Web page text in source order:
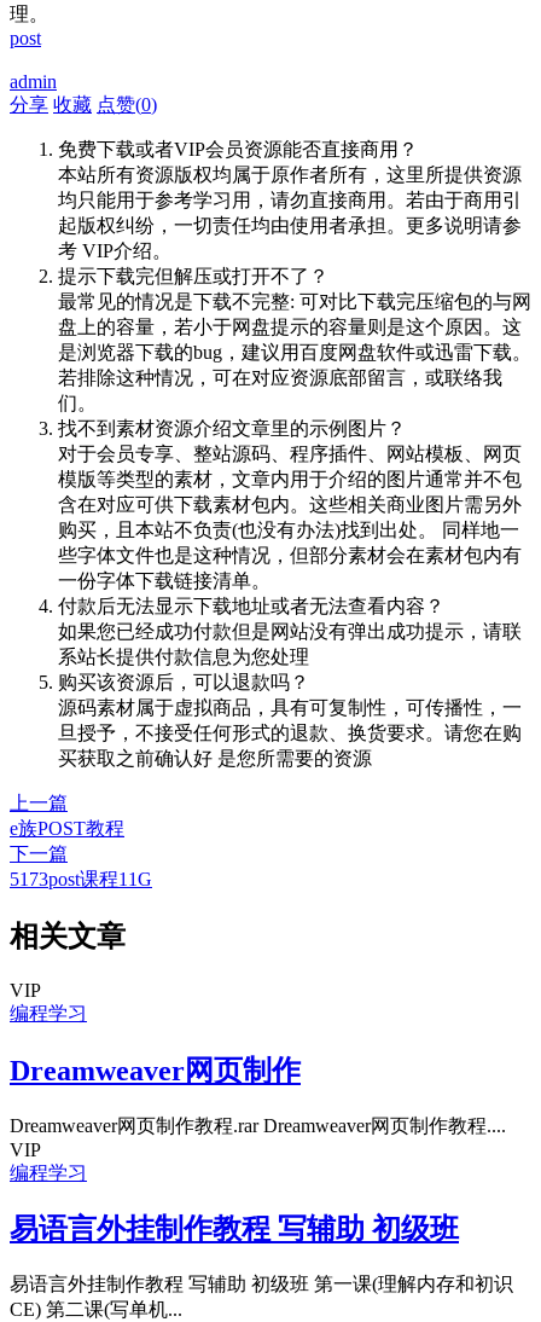
理。
post
admin
分享 收藏 点赞(0)
免费下载或者VIP会员资源能否直接商用？
本站所有资源版权均属于原作者所有，这里所提供资源
均只能用于参考学习用，请勿直接商用。若由于商用引
起版权纠纷，一切责任均由使用者承担。更多说明请参
考 VIP介绍。
提示下载完但解压或打开不了？
最常见的情况是下载不完整: 可对比下载完压缩包的与网
盘上的容量，若小于网盘提示的容量则是这个原因。这
是浏览器下载的bug，建议用百度网盘软件或迅雷下载。
若排除这种情况，可在对应资源底部留言，或联络我
们。
找不到素材资源介绍文章里的示例图片？
对于会员专享、整站源码、程序插件、网站模板、网页
模版等类型的素材，文章内用于介绍的图片通常并不包
含在对应可供下载素材包内。这些相关商业图片需另外
购买，且本站不负责(也没有办法)找到出处。 同样地一
些字体文件也是这种情况，但部分素材会在素材包内有
一份字体下载链接清单。
付款后无法显示下载地址或者无法查看内容？
如果您已经成功付款但是网站没有弹出成功提示，请联
系站长提供付款信息为您处理
购买该资源后，可以退款吗？
源码素材属于虚拟商品，具有可复制性，可传播性，一
旦授予，不接受任何形式的退款、换货要求。请您在购
买获取之前确认好 是您所需要的资源
上一篇
e族POST教程
下一篇
5173post课程11G
相关文章
VIP
编程学习
Dreamweaver网页制作
Dreamweaver网页制作教程.rar Dreamweaver网页制作教程....
VIP
编程学习
易语言外挂制作教程 写辅助 初级班
易语言外挂制作教程 写辅助 初级班 第一课(理解内存和初识
CE) 第二课(写单机...